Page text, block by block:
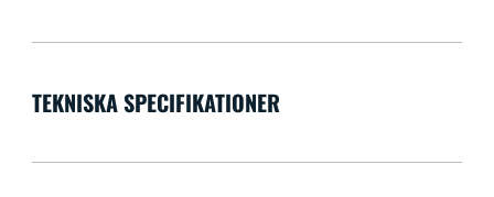
TEKNISKA SPECIFIKATIONER